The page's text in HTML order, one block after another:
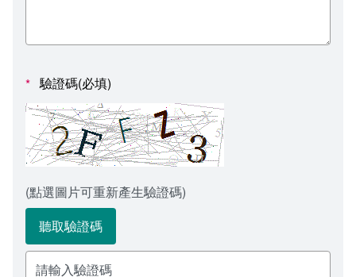
人事室
諮詢信箱進度查詢
* 驗證碼(必填)
(點選圖片可重新產生驗證碼)
聽取驗證碼